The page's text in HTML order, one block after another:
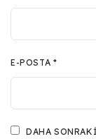
E-POSTA *
DAHA